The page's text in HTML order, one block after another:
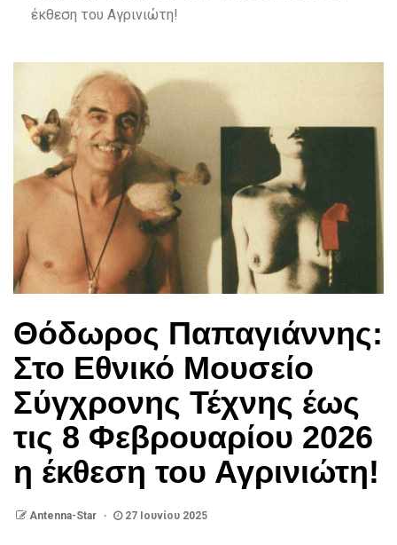
έκθεση του Αγρινιώτη!
Θόδωρος Παπαγιάννης:
Στο Εθνικό Μουσείο
Σύγχρονης Τέχνης έως
τις 8 Φεβρουαρίου 2026
η έκθεση του Αγρινιώτη!
Antenna-Star 27 Ιουνίου 2025